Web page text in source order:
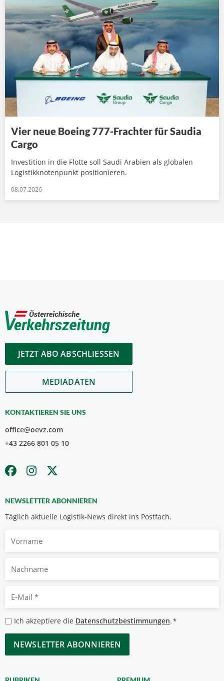
Vier neue Boeing 777-Frachter für Saudia
Cargo
Investition in die Flotte soll Saudi Arabien als globalen
Logistikknotenpunkt positionieren.
08.07.2026
JETZT ABO ABSCHLIESSEN
MEDIADATEN
KONTAKTIEREN SIE UNS
office@oevz.com
+43 2266 801 05 10
NEWSLETTER ABONNIEREN
Täglich aktuelle Logistik-News direkt ins Postfach.
Vorname
Nachname
Mail
*
Datenschutzbestimmungen
*
Ich akzeptiere die Datenschutzbestimmungen.*
CAPTCHA